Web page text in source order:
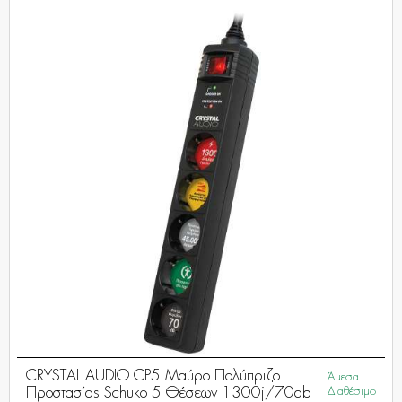
CRYSTAL AUDIO CP5 Μαύρο Πολύπριζο
Προστασίας Schuko 5 Θέσεων 1300j/70db
Άμεσα
Διαθέσιμο